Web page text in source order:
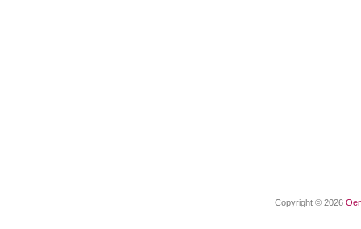
Copyright © 2026